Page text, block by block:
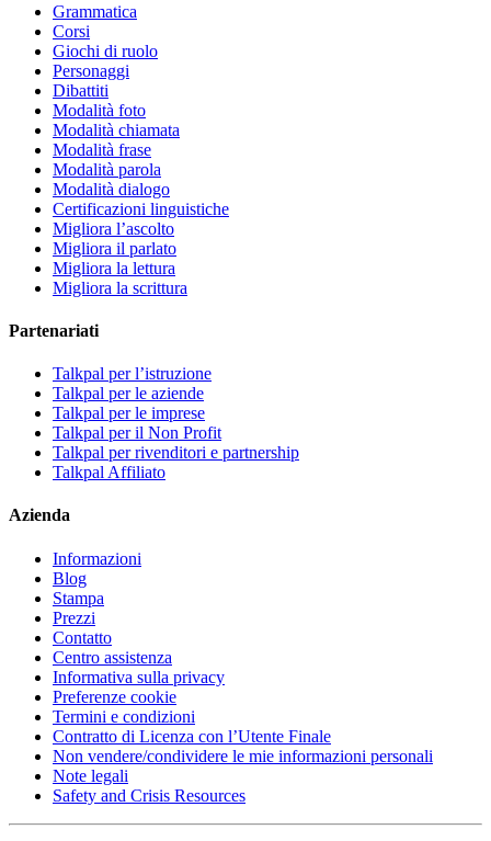
Grammatica
Corsi
Giochi di ruolo
Personaggi
Dibattiti
Modalità foto
Modalità chiamata
Modalità frase
Modalità parola
Modalità dialogo
Certificazioni linguistiche
Migliora l’ascolto
Migliora il parlato
Migliora la lettura
Migliora la scrittura
Partenariati
Talkpal per l’istruzione
Talkpal per le aziende
Talkpal per le imprese
Talkpal per il Non Profit
Talkpal per rivenditori e partnership
Talkpal Affiliato
Azienda
Informazioni
Blog
Stampa
Prezzi
Contatto
Centro assistenza
Informativa sulla privacy
Preferenze cookie
Termini e condizioni
Contratto di Licenza con l’Utente Finale
Non vendere/condividere le mie informazioni personali
Note legali
Safety and Crisis Resources